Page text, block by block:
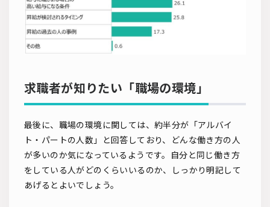
求職者が知りたい「職場の環境」
最後に、職場の環境に関しては、約半分が「アルバイ
ト・パートの人数」と回答しており、どんな働き方の人
が多いのか気になっているようです。自分と同じ働き方
をしている人がどのくらいいるのか、しっかり明記して
あげるとよいでしょう。